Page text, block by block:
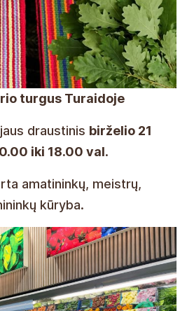
turgus Turaidoje
draustinis birželio 21
iki 18.00 val.
amatininkų, meistrų,
kūryba.